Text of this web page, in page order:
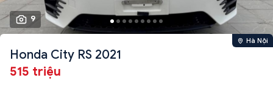
9
Hà Nội
Honda City RS 2021
515 triệu